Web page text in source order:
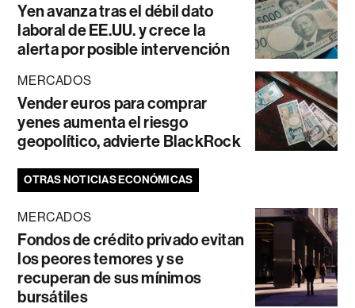
Yen avanza tras el débil dato
laboral de EE.UU. y crece la
alerta por posible intervención
MERCADOS
Vender euros para comprar
yenes aumenta el riesgo
geopolítico, advierte BlackRock
OTRAS NOTICIAS ECONÓMICAS
MERCADOS
Fondos de crédito privado evitan
los peores temores y se
recuperan de sus mínimos
bursátiles